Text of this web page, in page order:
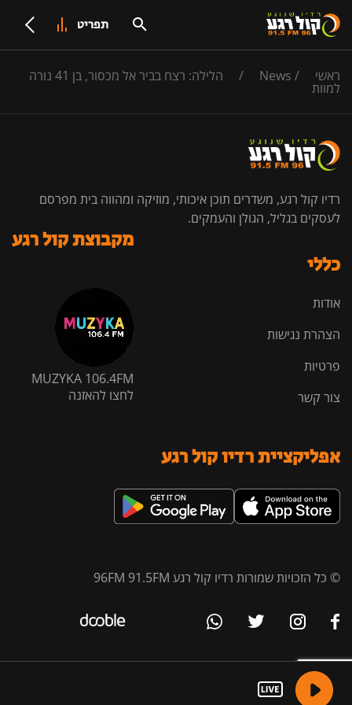
תפריט
ראשי /
News
/ הלילה: רצח בביר אל מכסור, בן 41 נורה
למוות
רדיו קול רגע, משדרים תוכן איכותי, מוזיקה ומהווה בית מפרסם
לעסקים בגליל, הגולן והעמקים.
כללי
אודות
הצהרת נגישות
פרטיות
צור קשר
מקבוצת קול רגע
MUZYKA 106.4FM
לחצו להאזנה
אפליקציית רדיו קול רגע
© כל הזכויות שמורות רדיו קול רגע 96FM 91.5FM